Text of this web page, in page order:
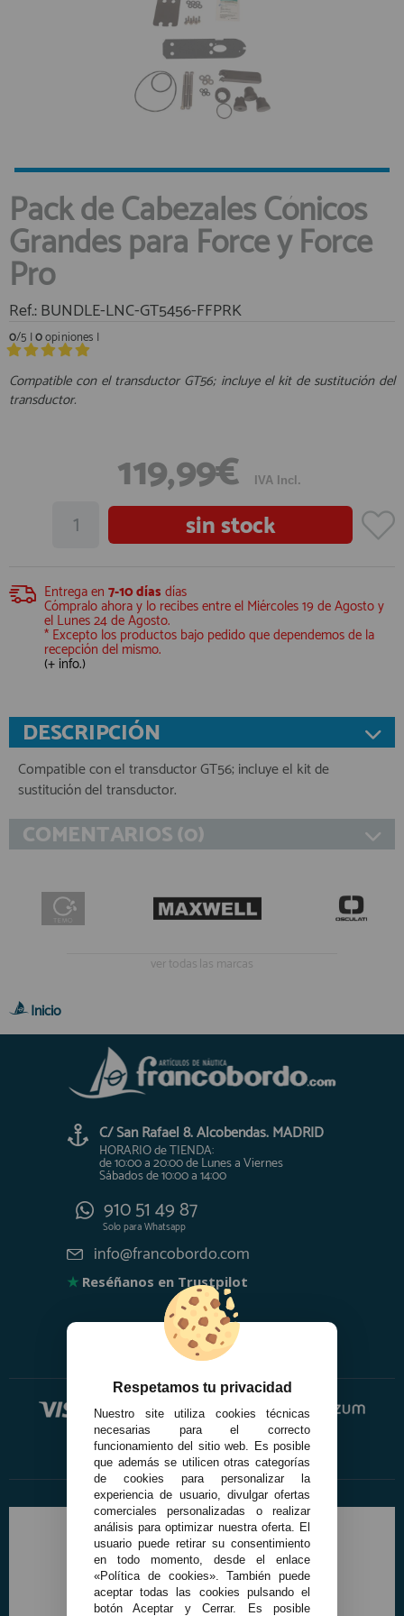
INFORMACION
910 60 71 03
HORARIO de TIENDA:
de 10:00 a 20:00 de Lunes a Viernes
Sábados de 10:00 a 14:00
910 51 49 87 Solo para
registro profesional
Pack de Cabezales Cónicos
Grandes para Force y Force
Pro
Ref.: BUNDLE-LNC-GT5456-FFPRK
0/5 |0opiniones |
Compatible con el transductor GT56; incluye el kit de sustitución del
transductor.
119,99€ IVA Incl.
Entrega en 7-10 días días
Cómpralo ahora y lo recibes entre el Miércoles 19 de Agostoy
el Lunes 24 de Agosto.
* Excepto los productos bajo pedido que dependemos de la
recepción del mismo.
(+ info.)
DESCRIPCIÓN
Compatible con el transductor GT56; incluye el kit de
sustitución del transductor.
COMENTARIOS (0)
ver todas las marcas
Inicio
C/ San Rafael 8. Alcobendas. MADRID
HORARIO de TIENDA:
de 10:00 a 20:00 de Lunes a Viernes
Sábados de 10:00 a 14:00
910 51 49 87
Solo paraWhatsapp
info@francobordo.com
★ Reséñanos en Trustpilot
Respetamos tu privacidad
Nuestro site utiliza cookies técnicas
necesarias para el correcto
funcionamiento del sitio web. Es posible
que además se utilicen otras categorías
de cookies para personalizar la
experiencia de usuario, divulgar ofertas
comerciales personalizadas o realizar
análisis para optimizar nuestra oferta. El
usuario puede retirar su consentimiento
en todo momento, desde el enlace
«Política de cookies». También puede
aceptar todas las cookies pulsando el
botón Aceptar y Cerrar. Es posible